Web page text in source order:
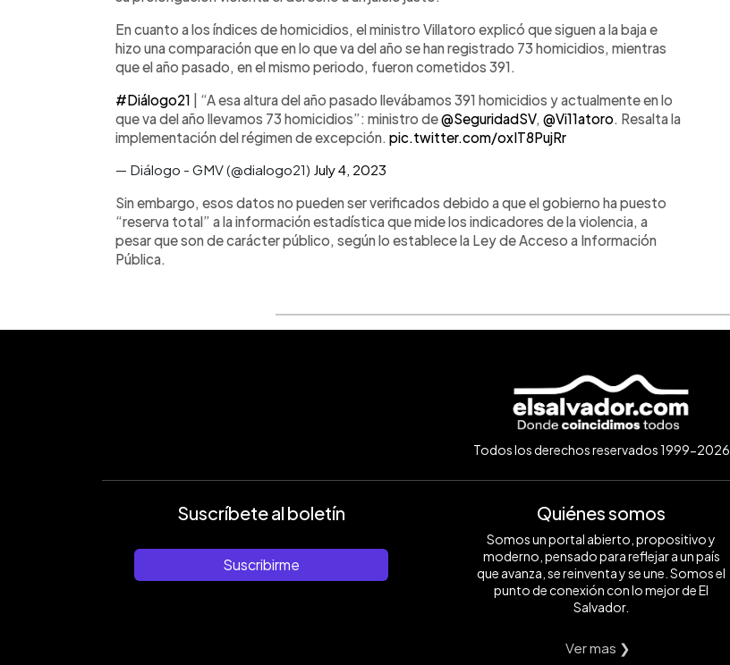
En cuanto a los índices de homicidios, el ministro Villatoro explicó que siguen a la baja e
hizo una comparación que en lo que va del año se han registrado 73 homicidios, mientras
que el año pasado, en el mismo periodo, fueron cometidos 391.
#Diálogo21 | “A esa altura del año pasado llevábamos 391 homicidios y actualmente en lo
que va del año llevamos 73 homicidios”: ministro de@SeguridadSV, @Vi11atoro . Resalta la
implementación del régimen de excepción. pic.twitter.com/oxIT8PujRr
— Diálogo - GMV (@dialogo21) July 4, 2023
Sin embargo, esos datos no pueden ser verificados debido a que el gobierno ha puesto
“reserva total” a la información estadística que mide los indicadores de la violencia, a
pesar que son de carácter público, según lo establece la Ley de Acceso a Información
Pública.
Todos los derechos reservados 1999-2026
Suscríbete al boletín
Suscribirme
Quiénes somos
Somos un portal abierto, propositivo y
moderno, pensado para reflejar a un país
que avanza, se reinventa y se une. Somos el
punto de conexión con lo mejor de El
Salvador.
Ver mas ❯